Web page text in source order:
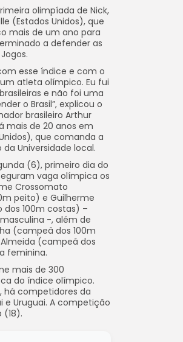
olimpíada de Nick,
(Estados Unidos), que
mais de um ano para
a defender as
esse índice e com o
atleta olímpico. Eu fui
e não foi uma
o Brasil”, explicou o
brasileiro Arthur
mais de 20 anos em
que comanda a
Universidade local.
(6), primeiro dia do
vaga olímpica os
Crossomato
peito) e Guilherme
100m costas) –
-, além de
(campeâ dos 100m
(campeã dos
feminina.
mais de 300
do índice olímpico.
há competidores da
e Uruguai. A competição
(18).